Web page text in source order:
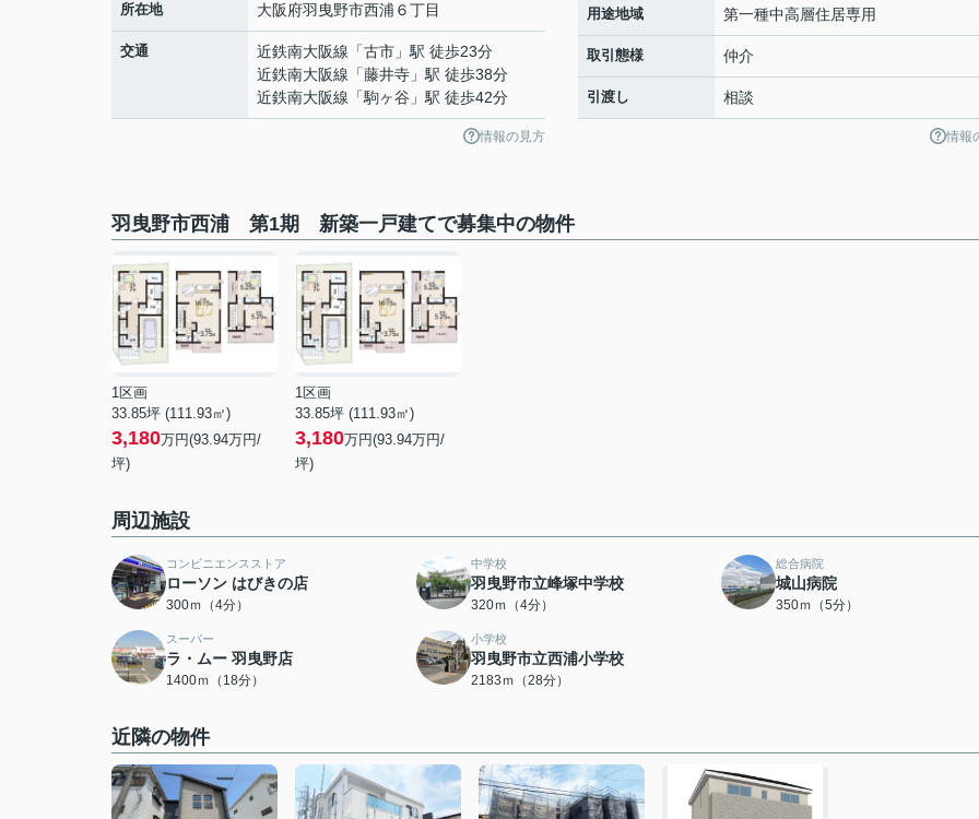
所在地 大阪府羽曳野市西浦 ６丁目
交通 近鉄南大阪線 「古市 」駅 徒歩23分
近鉄南大阪線 「藤井寺 」駅 徒歩38分
近鉄南大阪線 「駒ヶ谷 」駅 徒歩42分
情報の見方
用途地域 第一種中高層住居専用
取引態様 仲介
引渡し 相談
情報
羽曳野市西浦 第1期 新築一戸建てで募集中の物件
1区画
33.85坪 (111.93㎡)
3,180万円(93.94万円/
坪)
1区画
33.85坪 (111.93㎡)
3,180万円(93.94万円/
坪)
周辺施設
コンビニエンスストア
ローソン はびきの店
300ｍ（4分）
中学校
羽曳野市立峰塚中学校
320ｍ（4分）
総合病院
城山病院
350ｍ（5分）
スーパー
ラ・ムー 羽曳野店
1400ｍ（18分）
小学校
羽曳野市立西浦小学校
2183ｍ（28分）
近隣の物件